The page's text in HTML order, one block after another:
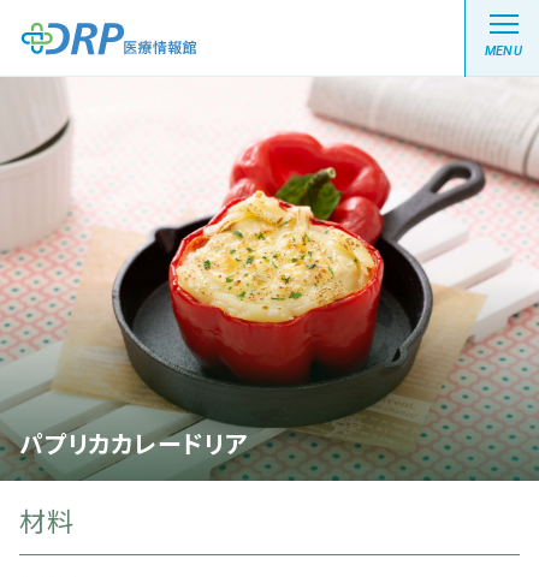
MENU
最新の注目記事
栄養健康レシピ
医療系学生記事
健康川柳
DRP医療情報館とは?
パプリカカレードリア
材料